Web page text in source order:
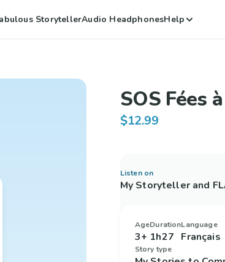
StorytellerAudio HeadphonesHelp
SOS Fées
$12.99
Listen on
My Storyteller and
Age
3+
Duration
1h27
Language
Français
Story type